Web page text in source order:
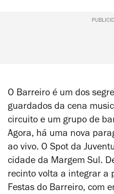
O Barreiro é um dos
guardados da cena
circuito e um grupo de
Agora, há uma nova
ao vivo. O Spot da
cidade da Margem Sul.
recinto volta a integrar a
Festas do Barreiro, com